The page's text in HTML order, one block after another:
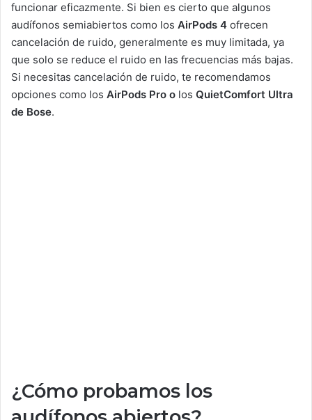
funcionar eficazmente. Si bien es cierto que algunos
audífonos semiabiertos como los AirPods 4 ofrecen
cancelación de ruido, generalmente es muy limitada, ya
que solo se reduce el ruido en las frecuencias más bajas.
Si necesitas cancelación de ruido, te recomendamos
opciones como los AirPods Pro o los QuietComfort Ultra
de Bose.
¿Cómo probamos los